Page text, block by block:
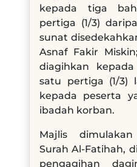
kepada tiga
pertiga (1/3)
sunat
Asnaf Fakir
diagihkan
satu pertiga (1/3)
kepada peserta
ibadah korban.
Majlis
Surah Al-Fatihah,
pengagihan